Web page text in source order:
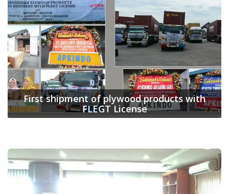
First shipment of plywood products with
FLEGT License